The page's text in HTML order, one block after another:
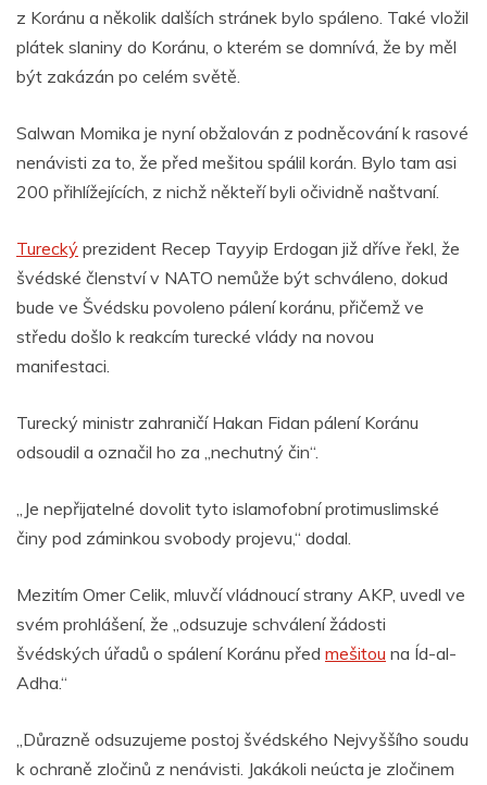
z Koránu a několik dalších stránek bylo spáleno. Také vložil
plátek slaniny do Koránu, o kterém se domnívá, že by měl
být zakázán po celém světě.
Salwan Momika je nyní obžalován z podněcování k rasové
nenávisti za to, že před mešitou spálil korán. Bylo tam asi
200 přihlížejících, z nichž někteří byli očividně naštvaní.
Turecký prezident Recep Tayyip Erdogan již dříve řekl, že
švédské členství v NATO nemůže být schváleno, dokud
bude ve Švédsku povoleno pálení koránu, přičemž ve
středu došlo k reakcím turecké vlády na novou
manifestaci.
Turecký ministr zahraničí Hakan Fidan pálení Koránu
odsoudil a označil ho za „nechutný čin“.
„Je nepřijatelné dovolit tyto islamofobní protimuslimské
činy pod záminkou svobody projevu,“ dodal.
Mezitím Omer Celik, mluvčí vládnoucí strany AKP, uvedl ve
svém prohlášení, že „odsuzuje schválení žádosti
švédských úřadů o spálení Koránu před mešitou na Íd-al-
Adha.“
„Důrazně odsuzujeme postoj švédského Nejvyššího soudu
k ochraně zločinů z nenávisti. Jakákoli neúcta je zločinem